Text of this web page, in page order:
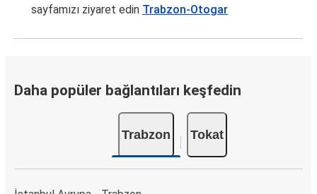
sayfamızı ziyaret edin Trabzon-Otogar
Daha popüler bağlantıları keşfedin
Trabzon Tokat